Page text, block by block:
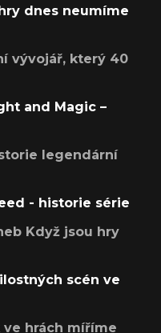
dnes neumíme
vývojář, který 40
and Magic –
legendární
- historie série
Když jsou hry
scén ve
ve hrách míříme